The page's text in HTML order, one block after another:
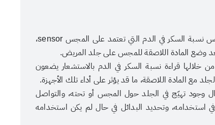
أوضحت الهيئة العامة للغذاء والدواء أن استخدام أجهزة قياس نسبة السكر في الدم التي تعتمد على المجس sensor،
وضع المادة اللاصقة للمجس على جلد المريض.
قراءة نسبة السكر في الدم بالاستشعار يضعون
المادة اللاصقة، ما قد يؤثر على أداء تلك الأجهزة.
وجود تهيّج في الجلد حول المجس أو تحته، والتواصل
استخدامه، وتحديد البدائل في حال لم يكن استخدامه